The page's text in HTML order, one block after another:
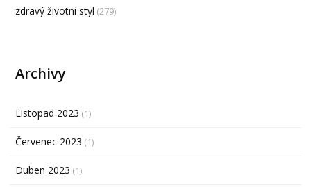
zdravý životní styl (279)
Archivy
Listopad 2023 (1)
Červenec 2023 (1)
Duben 2023 (1)